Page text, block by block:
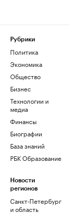
Рубрики
Политика
Экономика
Общество
Бизнес
Технологии и
медиа
Финансы
Биографии
База знаний
РБК Образование
Новости
регионов
Санкт-Петербург
и область